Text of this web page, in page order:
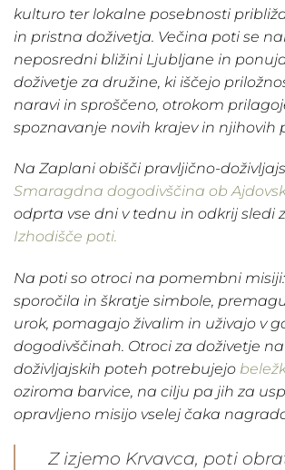
kulturo ter lokalne posebnosti
in pristna doživetja. Večina poti se
neposredni bližini Ljubljane in
doživetje za družine, ki iščejo
naravi in sproščeno, otrokom
spoznavanje novih krajev in njihovih
Na Zaplani obišči pravljično-
Smaragdna dogodivščina ob
odprta vse dni v tednu in odkrij sledi
Izhodišče poti.
Na poti so otroci na pomembni misiji:
sporočila in škratje simbole,
urok, pomagajo živalim in uživajo v
dogodivščinah. Otroci za doživetje
doživljajskih poteh potrebujejo
oziroma barvice, na cilju pa jih za
opravljeno misijo vselej čaka
Z izjemo Krvavca, poti